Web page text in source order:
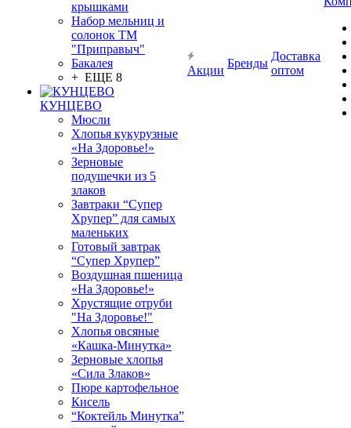
крышками
Набор мельниц и
солонок ТМ
"Приправыч"
Бакалея
+ ЕЩЕ 8
КУНЦЕВО
Мюсли
Хлопья кукурузные
«На Здоровье!»
Зерновые
подушечки из 5
злаков
Завтраки “Супер
Хрупер” для самых
маленьких
Готовый завтрак
“Супер Хрупер”
Воздушная пшеница
«На Здоровье!»
Хрустящие отруби
"На Здоровье!"
Хлопья овсяные
«Кашка-Минутка»
Зерновые хлопья
«Сила Злаков»
Пюре картофельное
Кисель
“Коктейль Минутка”
Акции
Бренды
Доставка
оптом